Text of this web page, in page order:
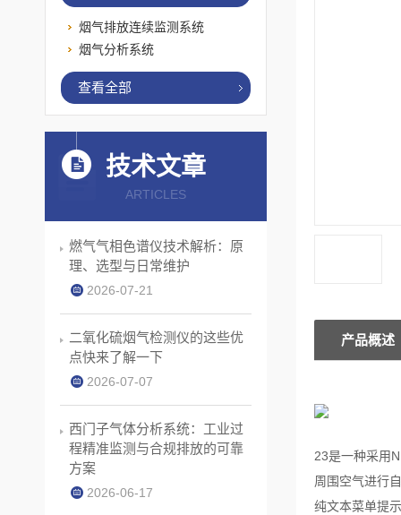
产品概述
23是一种采用
周围空气进行
纯文本菜单提
烟气排放连续监测系统
烟气分析系统
查看全部
技术文章
ARTICLES
燃气气相色谱仪技术解析：原
理、选型与日常维护
2026-07-21
二氧化硫烟气检测仪的这些优
点快来了解一下
2026-07-07
西门子气体分析系统：工业过
程精准监测与合规排放的可靠
方案
2026-06-17